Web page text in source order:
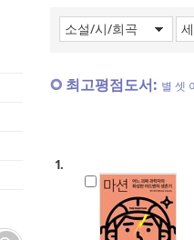
최고평점도서: 별 셋
1.